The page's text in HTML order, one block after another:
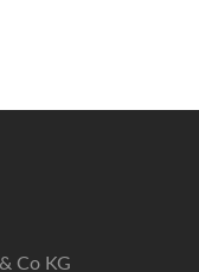
Co KG